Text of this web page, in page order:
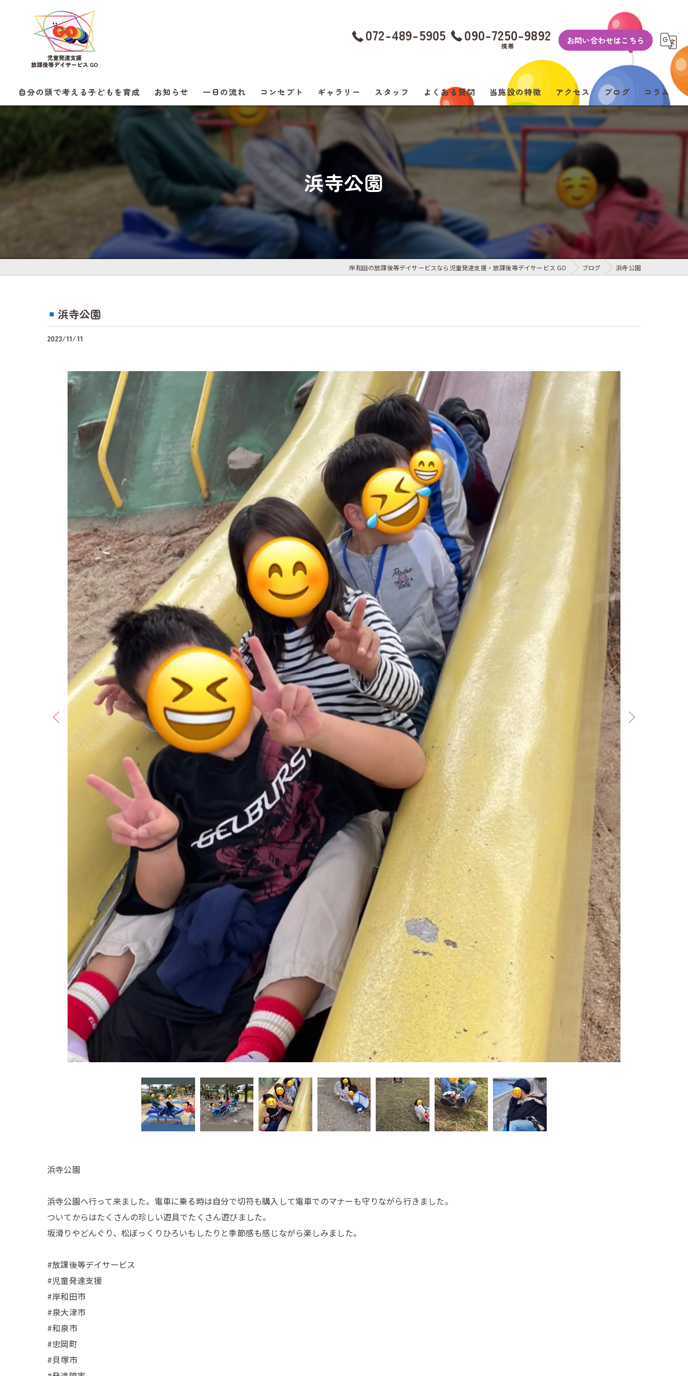
072-489-5905 090-7250-9892
携帯
お問い合わせはこちら
自分の頭で考える子どもを育成 お知らせ 一日の流れ コンセプト ギャラリー スタッフ よくある質問 当施設の特徴
農業
運動療育
脳トレ・Eスポーツ環境
日常生活について
アクセス ブログ コラム
浜寺公園
岸和田の放課後等デイサービスなら児童発達支援・放課後等デイサービス GO ブログ 浜寺公園
浜寺公園
2023/11/11
浜寺公園
浜寺公園へ行って来ました。電車に乗る時は自分で切符も購入して電車でのマナーも守りながら行きました。
ついてからはたくさんの珍しい遊具でたくさん遊びました。
坂滑りやどんぐり、松ぼっくりひろいもしたりと季節感も感じながら楽しみました。
#放課後等デイサービス
#児童発達支援
#岸和田市
#泉大津市
#和泉市
#忠岡町
#貝塚市